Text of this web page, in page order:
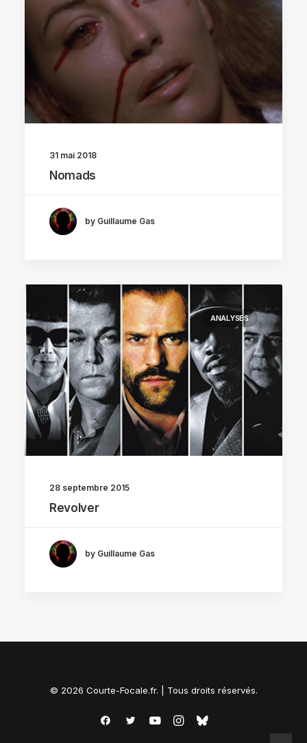
31 mai 2018
Nomads
by Guillaume Gas
ANALYSES
28 septembre 2015
Revolver
by Guillaume Gas
© 2026 Courte-Focale.fr. | Tous droits réservés.